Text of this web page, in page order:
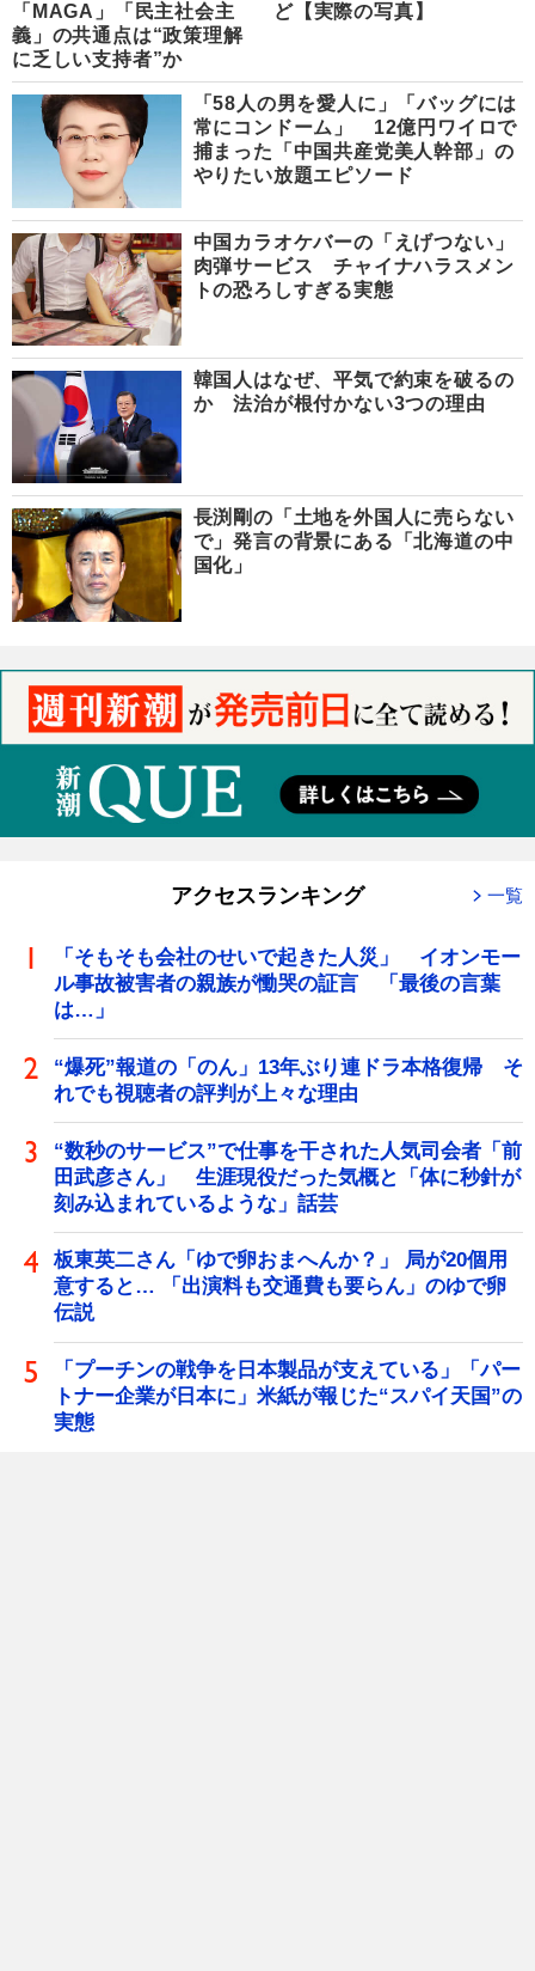
「MAGA」「民主社会主
義」の共通点は“政策理解
に乏しい支持者”か
ど【実際の写真】
「58人の男を愛人に」「バッグには
常にコンドーム」 12億円ワイロで
捕まった「中国共産党美人幹部」の
やりたい放題エピソード
中国カラオケバーの「えげつない」
肉弾サービス チャイナハラスメン
トの恐ろしすぎる実態
韓国人はなぜ、平気で約束を破るの
か 法治が根付かない3つの理由
長渕剛の「土地を外国人に売らない
で」発言の背景にある「北海道の中
国化」
アクセスランキング 一覧
「そもそも会社のせいで起きた人災」 イオンモー
ル事故被害者の親族が慟哭の証言 「最後の言葉
は…」
“爆死”報道の「のん」13年ぶり連ドラ本格復帰 そ
れでも視聴者の評判が上々な理由
“数秒のサービス”で仕事を干された人気司会者「前
田武彦さん」 生涯現役だった気概と「体に秒針が
刻み込まれているような」話芸
板東英二さん「ゆで卵おまへんか？」 局が20個用
意すると… 「出演料も交通費も要らん」のゆで卵
伝説
「プーチンの戦争を日本製品が支えている」「パー
トナー企業が日本に」米紙が報じた“スパイ天国”の
実態